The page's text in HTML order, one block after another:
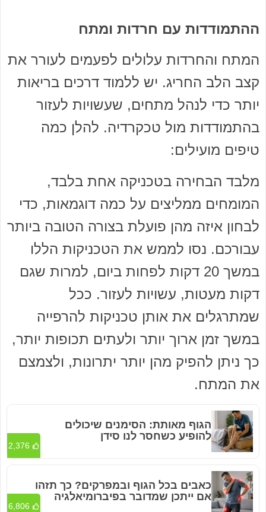
ההתמודדות עם חרדות ומתח
המתח והחרדות עלולים לפעמים לעורר את
קצב הלב החריג. יש ללמוד דרכים בריאות
יותר כדי לנהל מתחים, שעשויות לעזור
בהתמודדות מול טכקרדיה. להלן כמה
טיפים מועילים:
מלבד הבחירה בטכניקה אחת בלבד,
המומחים ממליצים על כמה דוגמאות, כדי
לבחון איזה מהן פועלת בצורה הטובה ביותר
עבורכם. נסו לממש את הטכניקות הללו
במשך 20 דקות לפחות ביום, למרות שגם
דקות מעטות, עשויות לעזור. ככל
שמתרגלים את אותן טכניקות להרפייה
במשך זמן ארוך יותר ולעתים תכופות יותר,
כך ניתן להפיק מהן יותר יתרונות, ולצמצם
את המתח.
הגוף מאותת: הסימנים שיכולים
להופיע כשחסר לנו סידן
2,376
כאבים בכל הגוף ובמפרקים? כך תזהו
אם ייתכן שמדובר בפיברומיאלגיה
6,806